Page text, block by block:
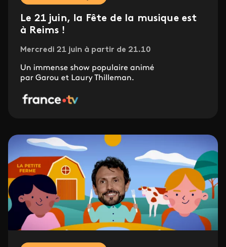
Le 21 juin, la Fête de la musique est
à Reims !
Mercredi 21 juin à partir de 21.10
Un immense show populaire animé
par Garou et Laury Thilleman.